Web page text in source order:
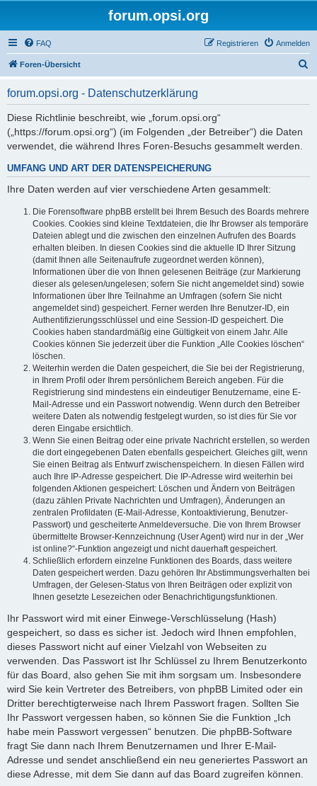
forum.opsi.org
FAQ Anmelden
Registrieren
Foren-Übersicht
forum.opsi.org - Datenschutzerklärung
Diese Richtlinie beschreibt, wie „forum.opsi.org“
(„https://forum.opsi.org“) (im Folgenden „der Betreiber“) die Daten
verwendet, die während Ihres Foren-Besuchs gesammelt werden.
UMFANG UND ART DER DATENSPEICHERUNG
Ihre Daten werden auf vier verschiedene Arten gesammelt:
Die Forensoftware phpBB erstellt bei Ihrem Besuch des Boards mehrere
Cookies. Cookies sind kleine Textdateien, die Ihr Browser als temporäre
Dateien ablegt und die zwischen den einzelnen Aufrufen des Boards
erhalten bleiben. In diesen Cookies sind die aktuelle ID Ihrer Sitzung
(damit Ihnen alle Seitenaufrufe zugeordnet werden können),
Informationen über die von Ihnen gelesenen Beiträge (zur Markierung
dieser als gelesen/ungelesen; sofern Sie nicht angemeldet sind) sowie
Informationen über Ihre Teilnahme an Umfragen (sofern Sie nicht
angemeldet sind) gespeichert. Ferner werden Ihre Benutzer-ID, ein
Authentifizierungsschlüssel und eine Session-ID gespeichert. Die
Cookies haben standardmäßig eine Gültigkeit von einem Jahr. Alle
Cookies können Sie jederzeit über die Funktion „Alle Cookies löschen“
löschen.
Weiterhin werden die Daten gespeichert, die Sie bei der Registrierung,
in Ihrem Profil oder Ihrem persönlichem Bereich angeben. Für die
Registrierung sind mindestens ein eindeutiger Benutzername, eine E-
Mail-Adresse und ein Passwort notwendig. Wenn durch den Betreiber
weitere Daten als notwendig festgelegt wurden, so ist dies für Sie vor
deren Eingabe ersichtlich.
Wenn Sie einen Beitrag oder eine private Nachricht erstellen, so werden
die dort eingegebenen Daten ebenfalls gespeichert. Gleiches gilt, wenn
Sie einen Beitrag als Entwurf zwischenspeichern. In diesen Fällen wird
auch Ihre IP-Adresse gespeichert. Die IP-Adresse wird weiterhin bei
folgenden Aktionen gespeichert: Löschen und Ändern von Beiträgen
(dazu zählen Private Nachrichten und Umfragen), Änderungen an
zentralen Profildaten (E-Mail-Adresse, Kontoaktivierung, Benutzer-
Passwort) und gescheiterte Anmeldeversuche. Die von Ihrem Browser
übermittelte Browser-Kennzeichnung (User Agent) wird nur in der „Wer
ist online?“-Funktion angezeigt und nicht dauerhaft gespeichert.
Schließlich erfordern einzelne Funktionen des Boards, dass weitere
Daten gespeichert werden. Dazu gehören Ihr Abstimmungsverhalten bei
Umfragen, der Gelesen-Status von Ihren Beiträgen oder explizit von
Ihnen gesetzte Lesezeichen oder Benachrichtigungsfunktionen.
Ihr Passwort wird mit einer Einwege-Verschlüsselung (Hash)
gespeichert, so dass es sicher ist. Jedoch wird Ihnen empfohlen,
dieses Passwort nicht auf einer Vielzahl von Webseiten zu
verwenden. Das Passwort ist Ihr Schlüssel zu Ihrem Benutzerkonto
für das Board, also gehen Sie mit ihm sorgsam um. Insbesondere
wird Sie kein Vertreter des Betreibers, von phpBB Limited oder ein
Dritter berechtigterweise nach Ihrem Passwort fragen. Sollten Sie
Ihr Passwort vergessen haben, so können Sie die Funktion „Ich
habe mein Passwort vergessen“ benutzen. Die phpBB-Software
fragt Sie dann nach Ihrem Benutzernamen und Ihrer E-Mail-
Adresse und sendet anschließend ein neu generiertes Passwort an
diese Adresse, mit dem Sie dann auf das Board zugreifen können.